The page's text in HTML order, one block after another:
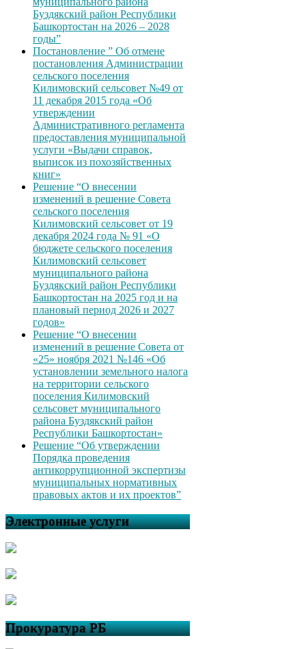
Буздякский район Республики
Башкортостан на 2026 – 2028
годы”
Постановление ” Об отмене
постановления Администрации
сельского поселения
Килимовский сельсовет №49 от
11 декабря 2015 года «Об
утверждении
Административного регламента
предоставления муниципальной
услуги «Выдачи справок,
выписок из похозяйственных
книг»
Решение “О внесении
изменений в решение Совета
сельского поселения
Килимовский сельсовет от 19
декабря 2024 года № 91 «О
бюджете сельского поселения
Килимовский сельсовет
муниципального района
Буздякский район Республики
Башкортостан на 2025 год и на
плановый период 2026 и 2027
годов»
Решение “О внесении
изменений в решение Совета от
«25» ноября 2021 №146 «Об
установлении земельного налога
на территории сельского
поселения Килимовский
сельсовет муниципального
района Буздякский район
Республики Башкортостан»
Решение “Об утверждении
Порядка проведения
антикоррупционной экспертизы
муниципальных нормативных
правовых актов и их проектов”
Электронные услуги
Прокуратура РБ